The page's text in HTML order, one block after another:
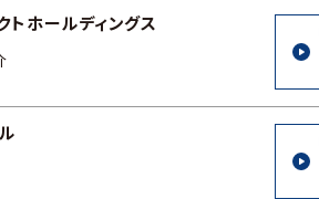
トホールディングス